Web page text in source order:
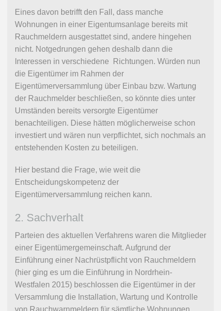
Eines davon betrifft den Fall, dass manche
Wohnungen in einer Eigentumsanlage bereits mit
Rauchmeldern ausgestattet sind, andere hingehen
nicht. Notgedrungen gehen deshalb dann die
Interessen in verschiedene Richtungen. Würden nun
die Eigentümer im Rahmen der
Eigentümerversammlung über Einbau bzw. Wartung
der Rauchmelder beschließen, so könnte dies unter
Umständen bereits versorgte Eigentümer
benachteiligen. Diese hätten möglicherweise schon
investiert und wären nun verpflichtet, sich nochmals an
entstehenden Kosten zu beteiligen.
Hier bestand die Frage, wie weit die
Entscheidungskompetenz der
Eigentümerversammlung reichen kann.
2. Sachverhalt
Parteien des aktuellen Verfahrens waren die Mitglieder
einer Eigentümergemeinschaft. Aufgrund der
Einführung einer Nachrüstpflicht von Rauchmeldern
(hier ging es um die Einführung in Nordrhein-
Westfalen 2015) beschlossen die Eigentümer in der
Versammlung die Installation, Wartung und Kontrolle
von Rauchwarnmeldern für sämtliche Wohnungen